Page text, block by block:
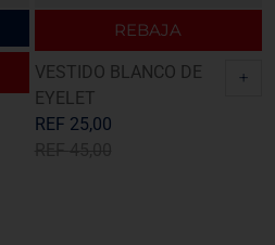
REBAJA
VESTIDO BLANCO DE
EYELET
REF 25,00
+